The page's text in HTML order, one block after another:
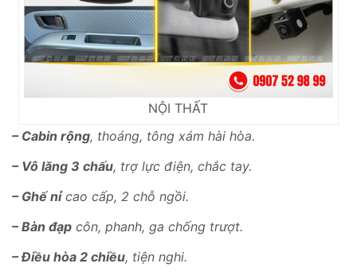
NỘI THẤT
– Cabin rộng, thoáng, tông xám hài hòa.
– Vô lăng 3 chấu, trợ lực điện, chắc tay.
– Ghế nỉcao cấp, 2 chỗ ngồi.
– Bàn đạp côn, phanh, ga chống trượt.
– Điều hòa 2 chiều, tiện nghi.